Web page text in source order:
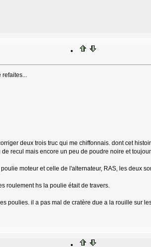
refaites...
deux trois truc qui me chiffonnais. dont cet
recul mais encore un peu de poudre noire et
moteur et celle de l'alternateur, RAS, les deux
roulement hs la poulie était de travers.
poulies. il a pas mal de cratère due a la rouille sur